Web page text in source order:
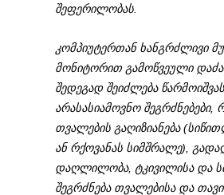
შეფერილობას.
კომპიუტერთან ხანგრძლივი
მონიტორით გამოწვეული
შედეგად შეიძლება
არასასიამოვნო შეგრძნებები,
თვალების გაღიზიანება
ან რქოვანას სიმშრალე),
დაღლილობა, ტკივილისა და
შეგრძნება თვალებისა და